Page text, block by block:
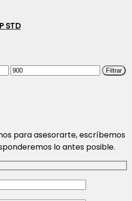
STD
Precio
Filtrar
para asesorarte, escríbemos
lo antes posible.